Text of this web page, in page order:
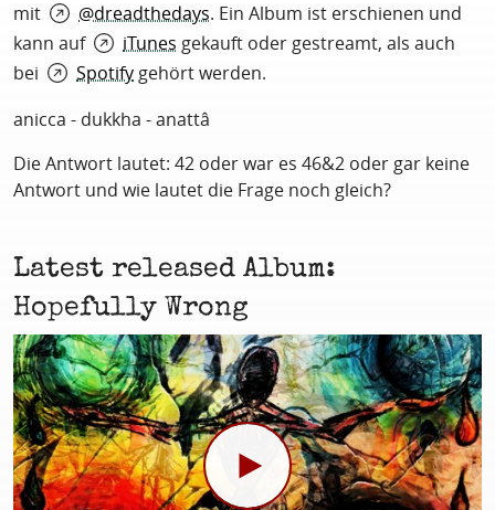
mit
@dreadthedays. Ein Album ist erschienen und
kann auf
iTunes gekauft oder gestreamt, als auch
bei
Spotify gehört werden.
anicca - dukkha - anattâ
Die Antwort lautet: 42 oder war es 46&2 oder gar keine
Antwort und wie lautet die Frage noch gleich?
Latest released Album:
Hopefully Wrong